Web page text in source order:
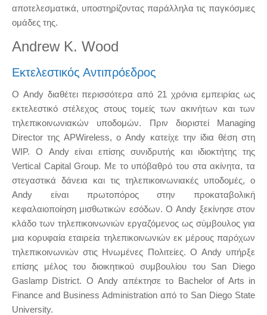
αποτελεσματικά, υποστηρίζοντας παράλληλα τις παγκόσμιες
ομάδες της.
Andrew K. Wood
Εκτελεστικός Αντιπρόεδρος
Ο Andy διαθέτει περισσότερα από 21 χρόνια εμπειρίας ως
εκτελεστικό στέλεχος στους τομείς των ακινήτων και των
τηλεπικοινωνιακών υποδομών. Πριν διοριστεί Managing
Director της APWireless, ο Andy κατείχε την ίδια θέση στη
WIP. Ο Andy είναι επίσης συνιδρυτής και ιδιοκτήτης της
Vertical Capital Group. Με το υπόβαθρό του στα ακίνητα, τα
στεγαστικά δάνεια και τις τηλεπικοινωνιακές υποδομές, ο
Andy είναι πρωτοπόρος στην προκαταβολική
κεφαλαιοποίηση μισθωτικών εσόδων. Ο Andy ξεκίνησε στον
κλάδο των τηλεπικοινωνιών εργαζόμενος ως σύμβουλος για
μια κορυφαία εταιρεία τηλεπικοινωνιών εκ μέρους παρόχων
τηλεπικοινωνιών στις Ηνωμένες Πολιτείες. Ο Andy υπήρξε
επίσης μέλος του διοικητικού συμβουλίου του San Diego
Gaslamp District. Ο Andy απέκτησε το Bachelor of Arts in
Finance and Business Administration από το San Diego State
University.